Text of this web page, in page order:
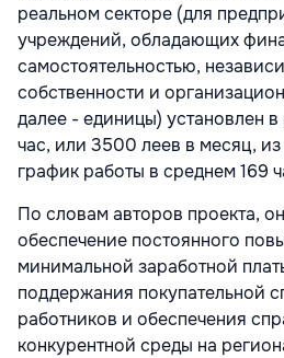
реальном секторе (для
учреждений, обладающих
самостоятельностью,
собственности и
далее - единицы) установлен в
час, или 3500 леев в месяц,
график работы в среднем 169
По словам авторов проекта,
обеспечение постоянного
минимальной заработной
поддержания покупательной
работников и обеспечения
конкурентной среды на